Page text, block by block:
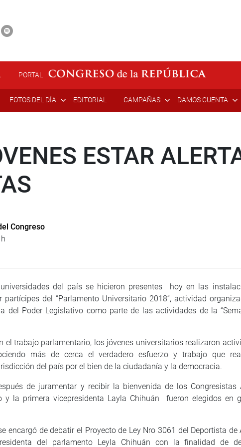
PORTAL
FOTOS DEL DÍA EDITORIAL CAMPAÑAS DAMOS CUENTA
ESTAR
Congreso
del país se hicieron presentes hoy en las
partícipes del “Parlamento Universitario 2018”, actividad
del Poder Legislativo como parte de las actividades de la
el trabajo parlamentario, los jóvenes universitarios realizaron
más de cerca el verdadero esfuerzo y trabajo que
del país por el bien de la ciudadanía y la democracia.
de juramentar y recibir la bienvenida de los Congresistas
y la primera vicepresidenta Layla Chihuán fueron elegidos en
encargó de debatir el Proyecto de Ley Nro 3061 del Deportista de
del parlamento Leyla Chihuán con la finalidad de